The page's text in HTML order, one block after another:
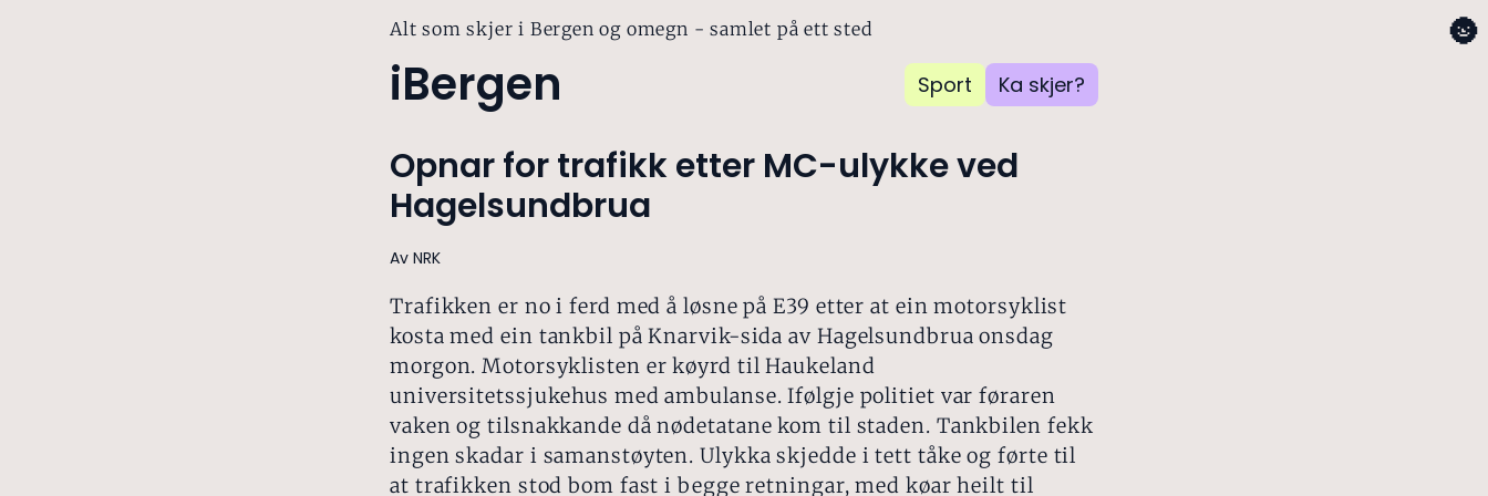
Alt som skjer i Bergen og omegn - samlet på ett sted
iBergen Sport Ka skjer?
🌚
Opnar for trafikk etter MC-ulykke ved
Hagelsundbrua
Av NRK
Trafikken er no i ferd med å løsne på E39 etter at ein motorsyklist
kosta med ein tankbil på Knarvik-sida av Hagelsundbrua onsdag
morgon. Motorsyklisten er køyrd til Haukeland
universitetssjukehus med ambulanse. Ifølgje politiet var føraren
vaken og tilsnakkande då nødetatane kom til staden. Tankbilen fekk
ingen skadar i samanstøyten. Ulykka skjedde i tett tåke og førte til
at trafikken stod bom fast i begge retningar, med køar heilt til